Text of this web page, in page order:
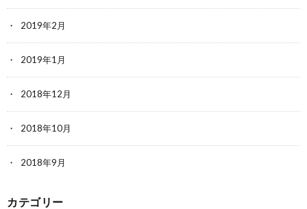
2019年2月
2019年1月
2018年12月
2018年10月
2018年9月
カテゴリー